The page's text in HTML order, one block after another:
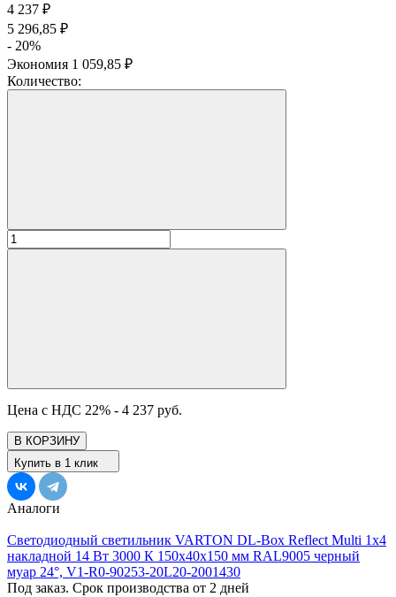
4 237 ₽
5 296,85 ₽
- 20%
Экономия 1 059,85 ₽
Количество:
Цена с НДС 22% - 4 237 руб.
В КОРЗИНУ
Купить в 1 клик
Аналоги
Светодиодный светильник VARTON DL-Box Reflect Multi 1x4
накладной 14 Вт 3000 К 150х40х150 мм RAL9005 черный
муар 24°, V1-R0-90253-20L20-2001430
Под заказ. Срок производства от 2 дней